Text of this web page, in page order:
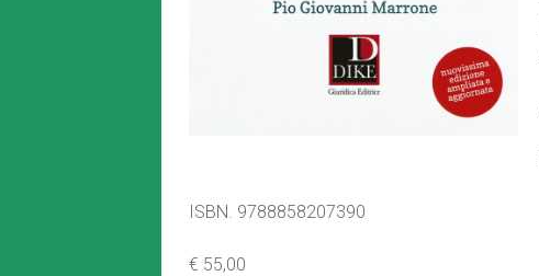
ISBN. 9788858207390
€ 55,00